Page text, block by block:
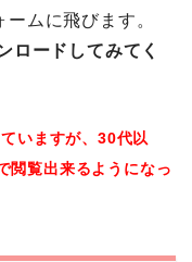
ムに飛びます。
ロードしてみてく
いますが、30代以
閲覧出来るようになっ